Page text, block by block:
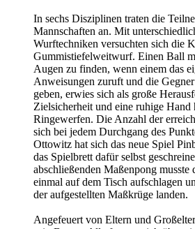
In sechs Disziplinen traten die
Mannschaften an. Mit
Wurftechniken versuchten sich die
Gummistiefelweitwurf. Einen Ball
Augen zu finden, wenn einem das
Anweisungen zuruft und die
geben, erwies sich als große
Zielsicherheit und eine ruhige Hand
Ringewerfen. Die Anzahl der
sich bei jedem Durchgang des
Ottowitz hat sich das neue Spiel
das Spielbrett dafür selbst
abschließenden Maßenpong musste
einmal auf dem Tisch aufschlagen
der aufgestellten Maßkrüge landen.
Angefeuert von Eltern und